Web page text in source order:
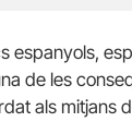
espanyols,
de les
als mitjans